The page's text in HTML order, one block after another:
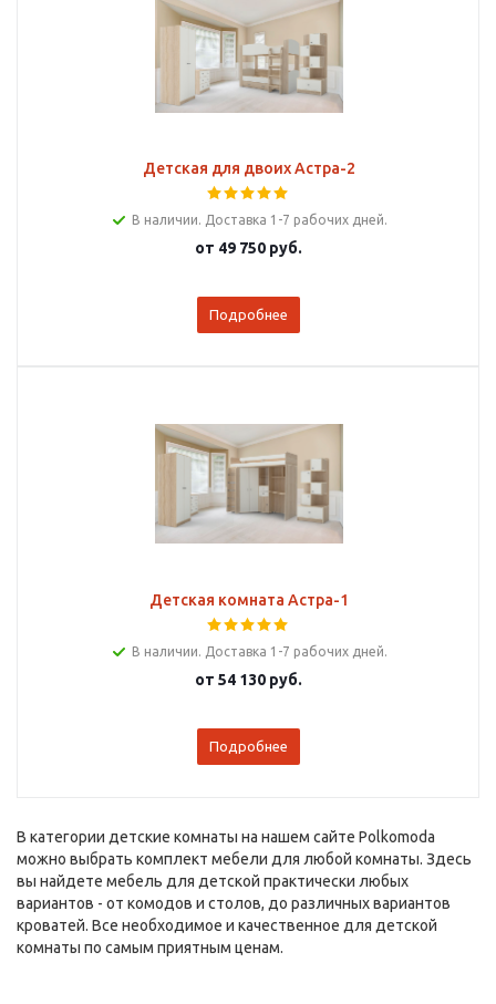
Детская для двоих Астра-2
В наличии. Доставка 1-7 рабочих дней.
от 49 750 руб.
Подробнее
Детская комната Астра-1
В наличии. Доставка 1-7 рабочих дней.
от 54 130 руб.
Подробнее
В категории детские комнаты на нашем сайте Polkomoda
можно выбрать комплект мебели для любой комнаты. Здесь
вы найдете мебель для детской практически любых
вариантов - от комодов и столов, до различных вариантов
кроватей. Все необходимое и качественное для детской
комнаты по самым приятным ценам.